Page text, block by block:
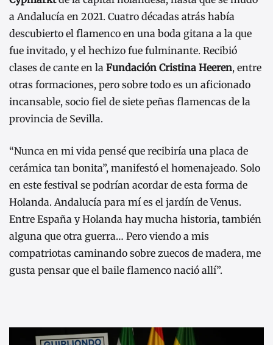
a Andalucía en 2021. Cuatro décadas atrás había
descubierto el flamenco en una boda gitana a la que
fue invitado, y el hechizo fue fulminante. Recibió
clases de cante en la Fundación Cristina Heeren, entre
otras formaciones, pero sobre todo es un aficionado
incansable, socio fiel de siete peñas flamencas de la
provincia de Sevilla.
“Nunca en mi vida pensé que recibiría una placa de
cerámica tan bonita”, manifestó el homenajeado. Solo
en este festival se podrían acordar de esta forma de
Holanda. Andalucía para mí es el jardín de Venus.
Entre España y Holanda hay mucha historia, también
alguna que otra guerra… Pero viendo a mis
compatriotas caminando sobre zuecos de madera, me
gusta pensar que el baile flamenco nació allí”.